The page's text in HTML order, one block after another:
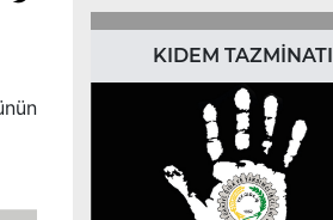
KIDEM TAZMİNATI